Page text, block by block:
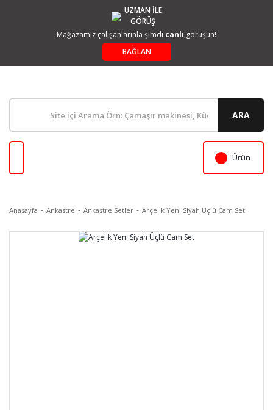
UZMAN İLE
GÖRÜŞ
Mağazamız çalışanlarınla şimdi canlı görüşün!
BAĞLAN
ARA
Ürün
Anasayfa Ankastre Ankastre Setler Arçelik Yeni Siyah Üçlü Cam Set